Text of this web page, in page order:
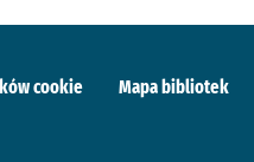
cookie Mapa bibliotek